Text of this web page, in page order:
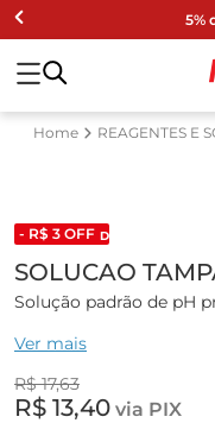
5%
REAGENTES E
- R$ 3 OFF DESCONTO DE
SOLUCAO
Solução padrão de pH
em água purificada
Ver mais
R$ 17,63
R$ 13,40 via PIX